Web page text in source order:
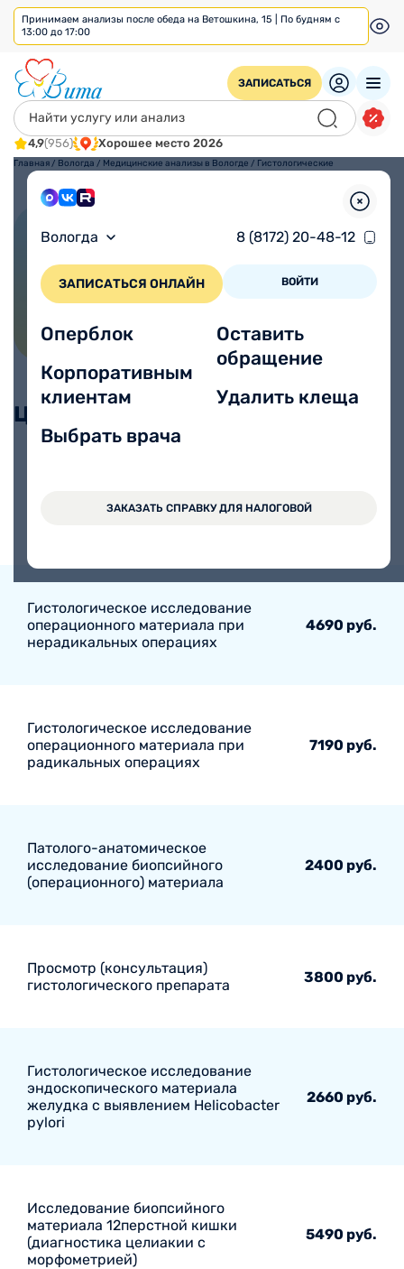
Принимаем анализы после обеда на Ветошкина, 15 | По будням с
13:00 до 17:00
ЗАПИСАТЬСЯ
4,9(956) Хорошее место 2026
Вологда 8 (8172) 20-48-12
ЗАПИСАТЬСЯ ОНЛАЙН ВОЙТИ
Оперблок
Корпоративным
клиентам
Выбрать врача
Оставить
обращение
Удалить клеща
ЗАКАЗАТЬ СПРАВКУ ДЛЯ НАЛОГОВОЙ
Главная / Вологда / Медицинские анализы в Вологде / Гистологические
Гистологические
исследования
Цены
биопсийного материала по
3900 руб.
Гистологическое исследование
операционного материала при
нерадикальных операциях
4690 руб.
Гистологическое исследование
операционного материала при
радикальных операциях
7190 руб.
Патолого-анатомическое
исследование биопсийного
(операционного) материала
2400 руб.
Просмотр (консультация)
гистологического препарата
3800 руб.
Гистологическое исследование
эндоскопического материала
желудка с выявлением Helicobacter
pylori
2660 руб.
Исследование биопсийного
материала 12перстной кишки
(диагностика целиакии с
морфометрией)
5490 руб.